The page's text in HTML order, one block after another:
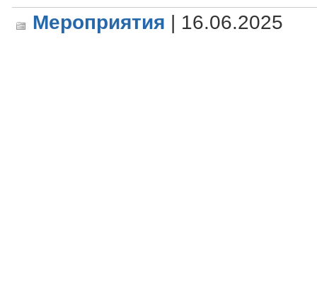
Мероприятия | 16.06.2025